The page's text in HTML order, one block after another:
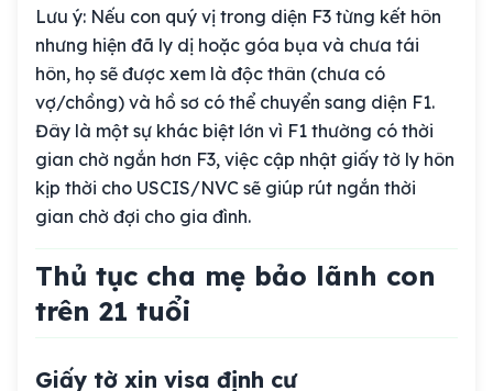
Lưu ý: Nếu con quý vị trong diện F3 từng kết hôn
nhưng hiện đã ly dị hoặc góa bụa và chưa tái
hôn, họ sẽ được xem là độc thân (chưa có
vợ/chồng) và hồ sơ có thể chuyển sang diện F1.
Đây là một sự khác biệt lớn vì F1 thường có thời
gian chờ ngắn hơn F3, việc cập nhật giấy tờ ly hôn
kịp thời cho USCIS/NVC sẽ giúp rút ngắn thời
gian chờ đợi cho gia đình.
Thủ tục cha mẹ bảo lãnh con
trên 21 tuổi
Giấy tờ xin visa định cư